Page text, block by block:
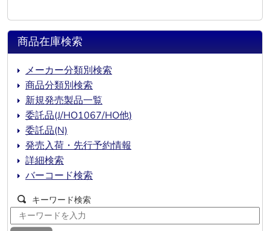
商品在庫検索
メーカー分類別検索
商品分類別検索
新規発売製品一覧
委託品(J/HO1067/HO他)
委託品(N)
発売入荷・先行予約情報
詳細検索
バーコード検索
キーワード検索